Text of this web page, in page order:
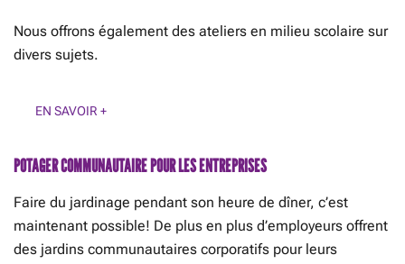
Nous offrons également des ateliers en milieu scolaire sur
divers sujets.
EN SAVOIR +
POTAGER COMMUNAUTAIRE POUR LES ENTREPRISES
Faire du jardinage pendant son heure de dîner, c’est
maintenant possible! De plus en plus d’employeurs offrent
des jardins communautaires corporatifs pour leurs